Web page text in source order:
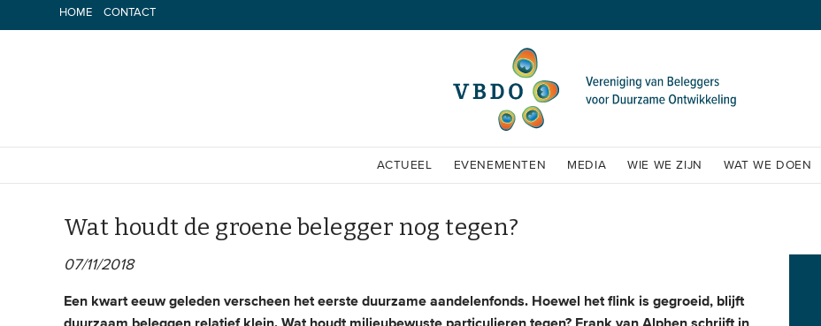
naar
HOME CONTACT
ACTUEEL EVENEMENTEN MEDIA WIE WE ZIJN WAT WE DOEN
Wat houdt de groene belegger nog tegen?
07/11/2018
Een kwart eeuw geleden verscheen het eerste duurzame aandelenfonds. Hoewel het flink is gegroeid, blijft
duurzaam beleggen relatief klein. Wat houdt milieubewuste particulieren tegen? Frank van Alphen schrijft in